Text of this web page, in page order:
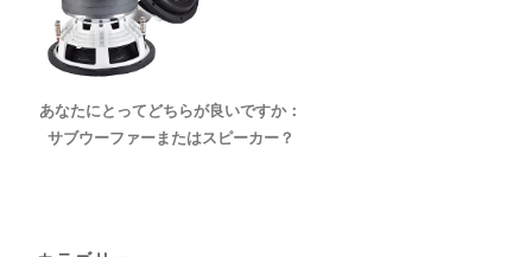
あなたにとってどちらが良いですか：
サブウーファーまたはスピーカー？